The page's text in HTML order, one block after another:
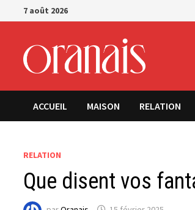
Passer
au
7 août 2026
ACCUEIL MAISON RELATION
RELATION
Que disent vos